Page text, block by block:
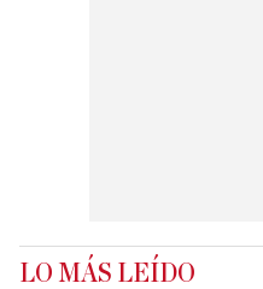
LO MÁS LEÍDO